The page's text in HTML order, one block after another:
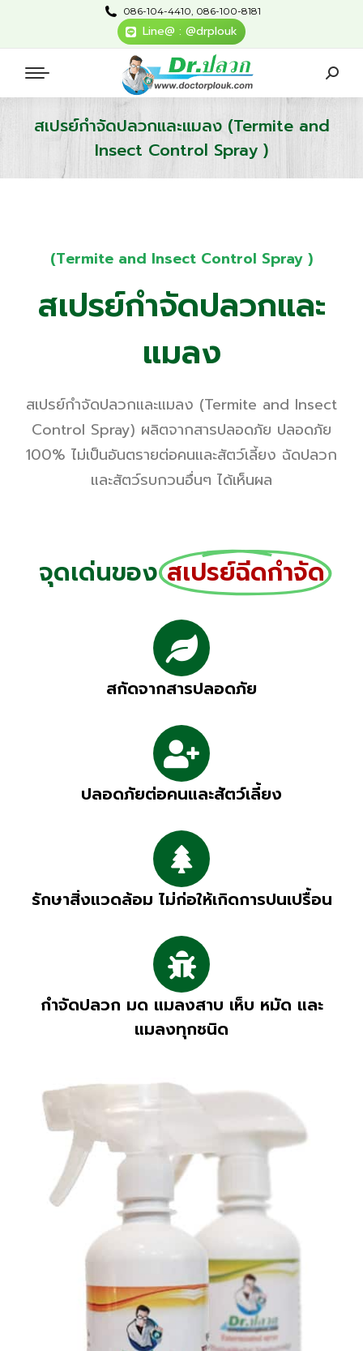
086-104-4410, 086-100-8181
Line@ : @drplouk
สเปรย์กำจัดปลวกและแมลง (Termite and
Insect Control Spray )
You are here:
(Termite and Insect Control Spray )
สเปรย์กำจัดปลวกและ
แมลง
สเปรย์กำจัดปลวกและแมลง (Termite and Insect
Control Spray) ผลิตจากสารปลอดภัย ปลอดภัย
100% ไม่เป็นอันตรายต่อคนและสัตว์เลี้ยง ฉัดปลวก
และสัตว์รบกวนอื่นๆ ได้เห็นผล
จุดเด่นของ สเปรย์ฉีดกำจัด
สกัดจากสารปลอดภัย
ปลอดภัยต่อคนและสัตว์เลี้ยง
รักษาสิ่งแวดล้อม ไม่ก่อให้เกิดการปนเปรื้อน
กำจัดปลวก มด แมลงสาบ เห็บ หมัด และ
แมลงทุกชนิด